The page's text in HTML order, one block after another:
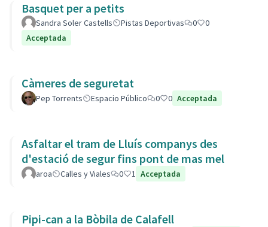
Basquet per a petits
Sandra Soler Castells Pistas Deportivas 0
0
Acceptada
Càmeres de seguretat
Pep Torrents Espacio Público 0 0 Acceptada
Asfaltar el tram de Lluís companys des
d'estació de segur fins pont de mas mel
aroa Calles y Viales 0 1 Acceptada
Pipi-can a la Bòbila de Calafell